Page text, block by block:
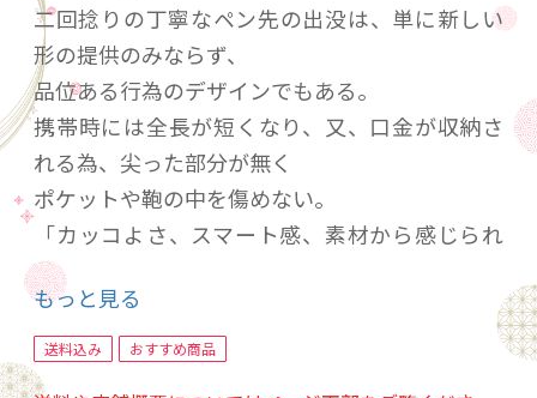
二回捻りの丁寧なペン先の出没は、単に新しい
形の提供のみならず、
品位ある行為のデザインでもある。
携帯時には全長が短くなり、又、口金が収納さ
れる為、尖った部分が無く
ポケットや鞄の中を傷めない。
「カッコよさ、スマート感、素材から感じられ
る時間軸」をテーマに
「万年筆の付録としてのボールペンではない、
主役としてのボールペン」を
目指した新ブランド。
もっと見る
送料込み おすすめ商品